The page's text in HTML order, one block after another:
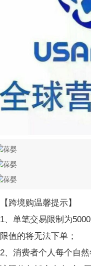
【跨境购温馨提示】
1、单笔交易限制为
限值的将无法下单；
2、消费者个人每个自